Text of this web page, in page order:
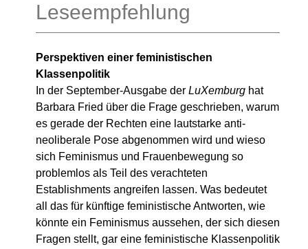
Leseempfehlung
Perspektiven einer feministischen
Klassenpolitik
In der September-Ausgabe der LuXemburg hat
Barbara Fried über die Frage geschrieben, warum
es gerade der Rechten eine lautstarke anti-
neoliberale Pose abgenommen wird und wieso
sich Feminismus und Frauenbewegung so
problemlos als Teil des verachteten
Establishments angreifen lassen. Was bedeutet
all das für künftige feministische Antworten, wie
könnte ein Feminismus aussehen, der sich diesen
Fragen stellt, gar eine feministische Klassenpolitik